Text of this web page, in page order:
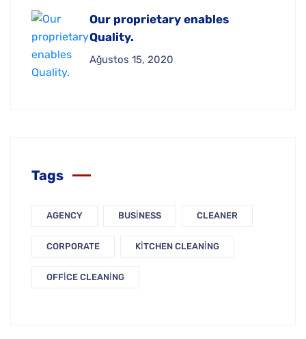
Our proprietary enables
Quality.
Ağustos 15, 2020
Tags
AGENCY BUSINESS CLEANER
CORPORATE KITCHEN CLEANING
OFFICE CLEANING